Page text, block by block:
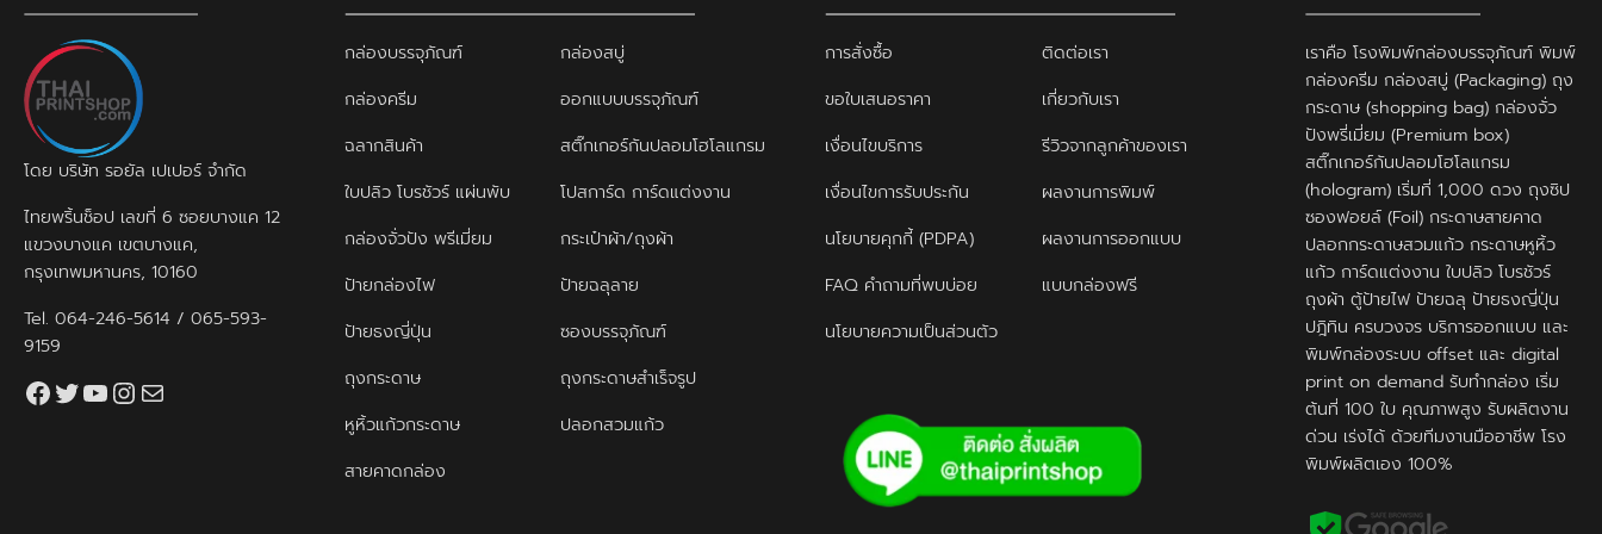
โดย บริษัท รอยัล เปเปอร์ จำกัด
ไทยพริ้นช็อป เลขที่ 6 ซอยบางแค 12
แขวงบางแค เขตบางแค,
กรุงเทพมหานคร, 10160
Tel. 064-246-5614 / 065-593-
9159
Facebook
Twitter
YouTube
Instagram
thaiprintshop.aw@gmail.com
กล่องบรรจุภัณฑ์
กล่องสบู่
กล่องครีม
ออกแบบบรรจุภัณฑ์
ฉลากสินค้า
สติ๊กเกอร์กันปลอมโฮโลแกรม
ใบปลิว โบรชัวร์ แผ่นพับ
โปสการ์ด การ์ดแต่งงาน
กล่องจั่วปัง พรีเมี่ยม
กระเป๋าผ้า/ถุงผ้า
ป้ายกล่องไฟ
ป้ายฉลุลาย
ป้ายธงญี่ปุ่น
ซองบรรจุภัณฑ์
ถุงกระดาษ
ถุงกระดาษสำเร็จรูป
หูหิ้วแก้วกระดาษ
ปลอกสวมแก้ว
สายคาดกล่อง
การสั่งซื้อ
ติดต่อเรา
ขอใบเสนอราคา
เกี่ยวกับเรา
เงื่อนไขบริการ
รีวิวจากลูกค้าของเรา
เงื่อนไขการรับประกัน
ผลงานการพิมพ์
นโยบายคุกกี้ (PDPA)
ผลงานการออกแบบ
FAQ คำถามที่พบบ่อย
แบบกล่องฟรี
นโยบายความเป็นส่วนตัว
เราคือ โรงพิมพ์กล่องบรรจุภัณฑ์ พิมพ์
กล่องครีม กล่องสบู่ (Packaging) ถุง
กระดาษ (shopping bag) กล่องจั่ว
ปังพรี่เมี่ยม (Premium box)
สติ๊กเกอร์กันปลอมโฮโลแกรม
(hologram) เริ่มที่ 1,000 ดวง ถุงซิป
ซองฟอยล์ (Foil) กระดาษสายคาด
ปลอกกระดาษสวมแก้ว กระดาษหูหิ้ว
แก้ว การ์ดแต่งงาน ใบปลิว โบรชัวร์
ถุงผ้า ตู้ป้ายไฟ ป้ายฉลุ ป้ายธงญี่ปุ่น
ปฎิทิน ครบวงจร บริการออกแบบ และ
พิมพ์กล่องระบบ offset และ digital
print on demand รับทำกล่อง เริ่ม
ต้นที่ 100 ใบ คุณภาพสูง รับผลิตงาน
ด่วน เร่งได้ ด้วยทีมงานมืออาชีพ โรง
พิมพ์ผลิตเอง 100%